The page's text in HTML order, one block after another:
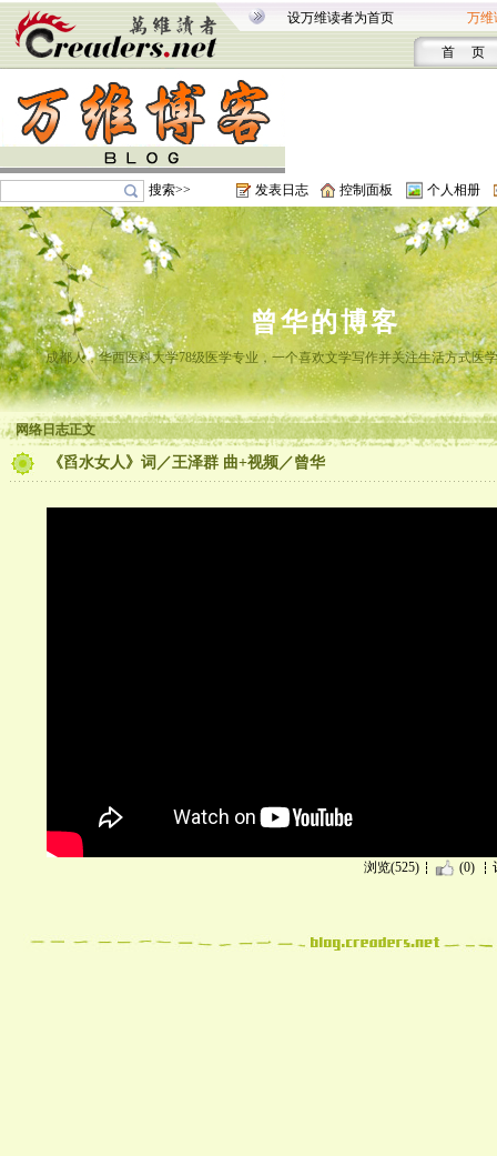
设万维读者为首页 万维
首 页
搜索>> 发表日志 控制面板 个人相册
曾华的博客
成都人，华西医科大学78级医学专业，一个喜欢文学写作并关注生活方式医
网络日志正文
《舀水女人》词／王泽群 曲+视频／曾华
浏览(525) (0)